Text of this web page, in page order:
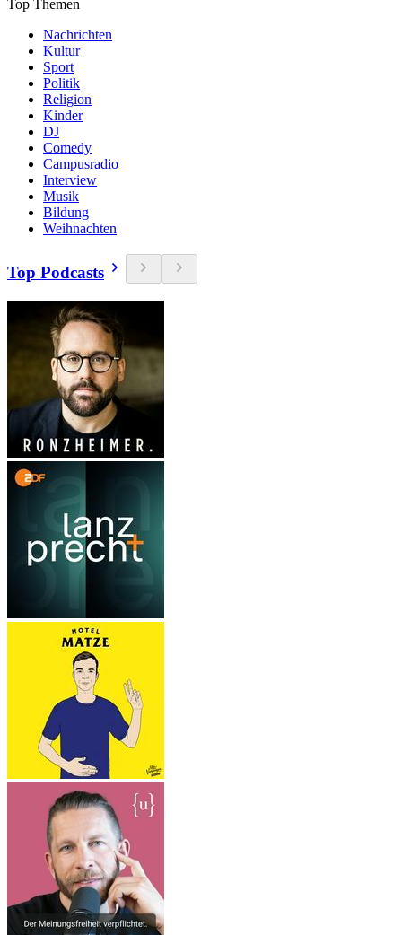
Top Themen
Nachrichten
Kultur
Sport
Politik
Religion
Kinder
DJ
Comedy
Campusradio
Interview
Musik
Bildung
Weihnachten
Top Podcasts